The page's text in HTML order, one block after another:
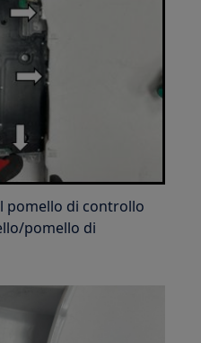
pomello di controllo
pomello di